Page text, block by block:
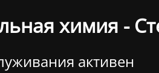
химия -
активен